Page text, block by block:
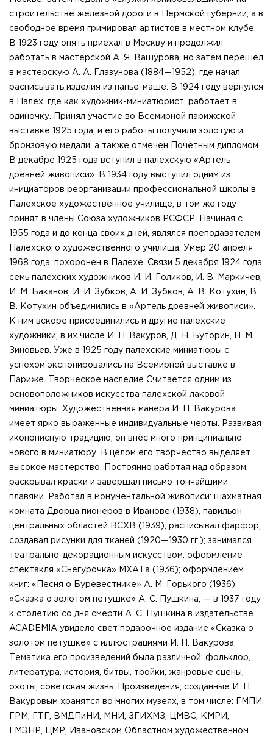
строительстве железной дороги в Пермской губернии, а в
свободное время гримировал артистов в местном клубе.
В 1923 году опять приехал в Москву и продолжил
работать в мастерской А. Я. Вашурова, но затем перешёл
в мастерскую А. А. Глазунова (1884—1952), где начал
расписывать изделия из папье-маше. В 1924 году вернулся
в Палех, где как художник-миниатюрист, работает в
одиночку. Принял участие во Всемирной парижской
выставке 1925 года, и его работы получили золотую и
бронзовую медали, а также отмечен Почётным дипломом.
В декабре 1925 года вступил в палехскую «Артель
древней живописи». В 1934 году выступил одним из
инициаторов реорганизации профессиональной школы в
Палехское художественное училище, в том же году
принят в члены Союза художников РСФСР. Начиная с
1955 года и до конца своих дней, являлся преподавателем
Палехского художественного училища. Умер 20 апреля
1968 года, похоронен в Палехе. Связи 5 декабря 1924 года
семь палехских художников И. И. Голиков, И. В. Маркичев,
И. М. Баканов, И. И. Зубков, А. И. Зубков, А. В. Котухин, В.
В. Котухин объединились в «Артель древней живописи».
К ним вскоре присоединились и другие палехские
художники, в их числе И. П. Вакуров, Д. Н. Буторин, Н. М.
Зиновьев. Уже в 1925 году палехские миниатюры с
успехом экспонировались на Всемирной выставке в
Париже. Творческое наследие Считается одним из
основоположников искусства палехской лаковой
миниатюры. Художественная манера И. П. Вакурова
имеет ярко выраженные индивидуальные черты. Развивая
иконописную традицию, он внёс много принципиально
нового в миниатюру. В целом его творчество выделяет
высокое мастерство. Постоянно работая над образом,
раскрывал краски и завершал письмо тончайшими
плавями. Работал в монументальной живописи: шахматная
комната Дворца пионеров в Иванове (1938), павильон
центральных областей ВСХВ (1939); расписывал фарфор,
создавал рисунки для тканей (1920—1930 гг.); занимался
театрально-декорационным искусством: оформление
спектакля «Снегурочка» МХАТа (1936); оформлением
книг: «Песня о Буревестнике» А. М. Горького (1936),
«Сказка о золотом петушке» А. С. Пушкина, — в 1937 году
к столетию со дня смерти А. С. Пушкина в издательстве
ACADEMIA увидело свет подарочное издание «Сказка о
золотом петушке» с иллюстрациями И. П. Вакурова.
Тематика его произведений была различной: фольклор,
литература, история, битвы, тройки, жанровые сцены,
охоты, советская жизнь. Произведения, созданные И. П.
Вакуровым хранятся во многих музеях, в том числе: ГМПИ,
ГРМ, ГТГ, ВМДПиНИ, МНИ, ЗГИХМЗ, ЦМВС, КМРИ,
ГМЭНР, ЦМР, Ивановском Областном художественном